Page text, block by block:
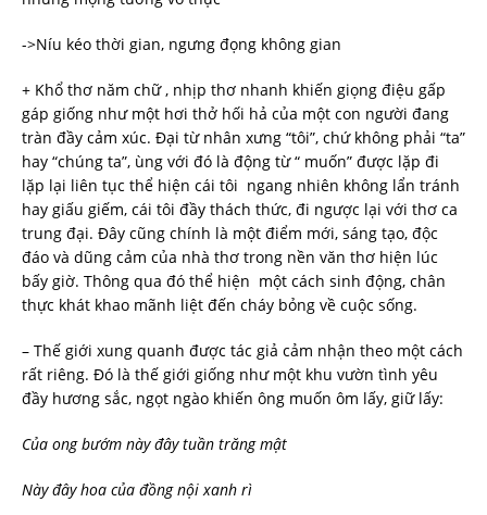
->Níu kéo thời gian, ngưng đọng không gian
+ Khổ thơ năm chữ , nhịp thơ nhanh khiến giọng điệu gấp
gáp giống như một hơi thở hối hả của một con người đang
tràn đầy cảm xúc. Đại từ nhân xưng “tôi”, chứ không phải “ta”
hay “chúng ta”, ùng với đó là động từ “ muốn” được lặp đi
lặp lại liên tục thể hiện cái tôi ngang nhiên không lẩn tránh
hay giấu giếm, cái tôi đầy thách thức, đi ngược lại với thơ ca
trung đại. Đây cũng chính là một điểm mới, sáng tạo, độc
đáo và dũng cảm của nhà thơ trong nền văn thơ hiện lúc
bấy giờ. Thông qua đó thể hiện một cách sinh động, chân
thực khát khao mãnh liệt đến cháy bỏng về cuộc sống.
– Thế giới xung quanh được tác giả cảm nhận theo một cách
rất riêng. Đó là thế giới giống như một khu vườn tình yêu
đầy hương sắc, ngọt ngào khiến ông muốn ôm lấy, giữ lấy:
Của ong bướm này đây tuần trăng mật
Này đây hoa của đồng nội xanh rì